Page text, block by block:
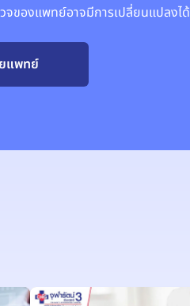
จของแพทย์อาจมีการเปลี่ยนแปลงได้
แพทย์